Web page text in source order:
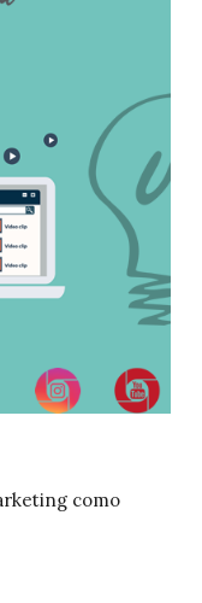
como
12/09/2024